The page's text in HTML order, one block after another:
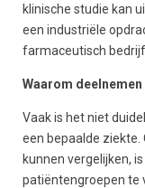
klinische studie kan
een industriële
farmaceutisch bedrijf.
Waarom
Vaak is het niet
een bepaalde ziekte.
kunnen vergelijken,
patiëntengroepen te